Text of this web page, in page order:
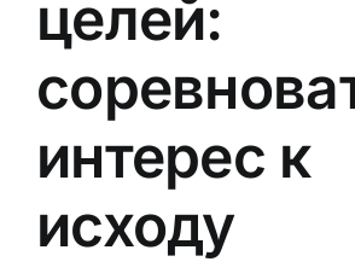
целей:
интерес к
исходу